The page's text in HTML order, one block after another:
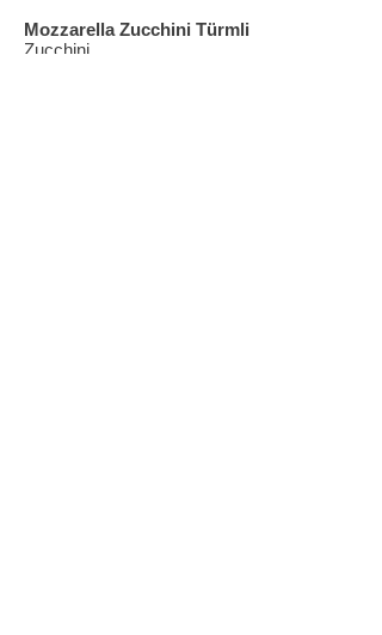
Mozzarella Zucchini Türmli
Zucchini